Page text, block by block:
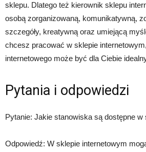
sklepu. Dlatego też kierownik sklepu
osobą zorganizowaną, komunikatywną,
szczegóły, kreatywną oraz umiejącą
chcesz pracować w sklepie
internetowego może być dla Ciebie
Pytania i odpowiedzi
Pytanie: Jakie stanowiska są dostępne
Odpowiedź: W sklepie internetowym